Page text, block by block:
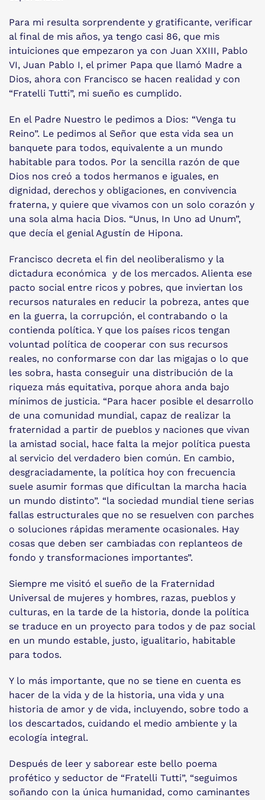
Para mi resulta sorprendente y gratificante, verificar
al final de mis años, ya tengo casi 86, que mis
intuiciones que empezaron ya con Juan XXIII, Pablo
VI, Juan Pablo I, el primer Papa que llamó Madre a
Dios, ahora con Francisco se hacen realidad y con
“Fratelli Tutti”, mi sueño es cumplido.
En el Padre Nuestro le pedimos a Dios: “Venga tu
Reino”. Le pedimos al Señor que esta vida sea un
banquete para todos, equivalente a un mundo
habitable para todos. Por la sencilla razón de que
Dios nos creó a todos hermanos e iguales, en
dignidad, derechos y obligaciones, en convivencia
fraterna, y quiere que vivamos con un solo corazón y
una sola alma hacia Dios. “Unus, In Uno ad Unum”,
que decía el genial Agustín de Hipona.
Francisco decreta el fin del neoliberalismo y la
dictadura económica y de los mercados. Alienta ese
pacto social entre ricos y pobres, que inviertan los
recursos naturales en reducir la pobreza, antes que
en la guerra, la corrupción, el contrabando o la
contienda política. Y que los países ricos tengan
voluntad política de cooperar con sus recursos
reales, no conformarse con dar las migajas o lo que
les sobra, hasta conseguir una distribución de la
riqueza más equitativa, porque ahora anda bajo
mínimos de justicia. “Para hacer posible el desarrollo
de una comunidad mundial, capaz de realizar la
fraternidad a partir de pueblos y naciones que vivan
la amistad social, hace falta la mejor política puesta
al servicio del verdadero bien común. En cambio,
desgraciadamente, la política hoy con frecuencia
suele asumir formas que dificultan la marcha hacia
un mundo distinto”. “la sociedad mundial tiene serias
fallas estructurales que no se resuelven con parches
o soluciones rápidas meramente ocasionales. Hay
cosas que deben ser cambiadas con replanteos de
fondo y transformaciones importantes”.
Siempre me visitó el sueño de la Fraternidad
Universal de mujeres y hombres, razas, pueblos y
culturas, en la tarde de la historia, donde la política
se traduce en un proyecto para todos y de paz social
en un mundo estable, justo, igualitario, habitable
para todos.
Y lo más importante, que no se tiene en cuenta es
hacer de la vida y de la historia, una vida y una
historia de amor y de vida, incluyendo, sobre todo a
los descartados, cuidando el medio ambiente y la
ecología integral.
Después de leer y saborear este bello poema
profético y seductor de “Fratelli Tutti”, “seguimos
soñando con la única humanidad, como caminantes